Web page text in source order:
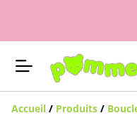
Accueil / Produits /